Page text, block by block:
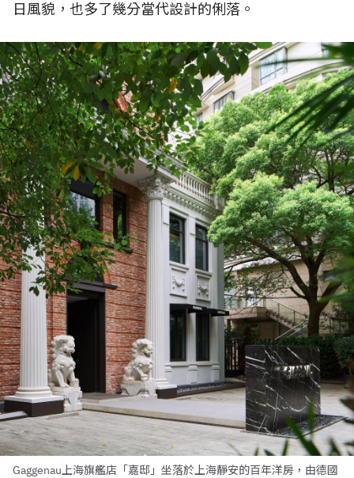
日風貌，也多了幾分當代設計的俐落。
Gaggenau上海旗艦店「嘉邸」坐落於上海靜安的百年洋房，由德國